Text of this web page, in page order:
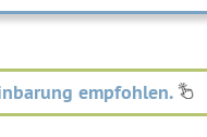
empfohlen.